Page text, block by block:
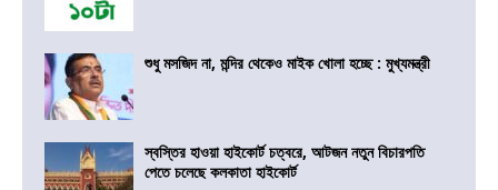
শুধু মসজিদ না, মন্দির থেকেও মাইক খোলা হচ্ছে : মুখ্যমন্ত্রী
স্বস্তির হাওয়া হাইকোর্ট চত্বরে, আটজন নতুন বিচারপতি
পেতে চলেছে কলকাতা হাইকোর্ট